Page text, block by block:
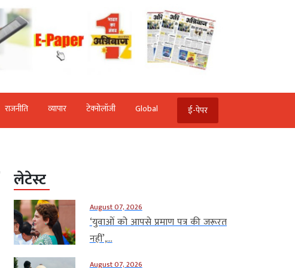
राजनीति व्‍यापार टेक्‍नोलॉजी Global ई-पेपर
लेटेस्ट
August 07, 2026
‘युवाओं को आपसे प्रमाण पत्र की जरूरत
नहीं’,...
August 07, 2026